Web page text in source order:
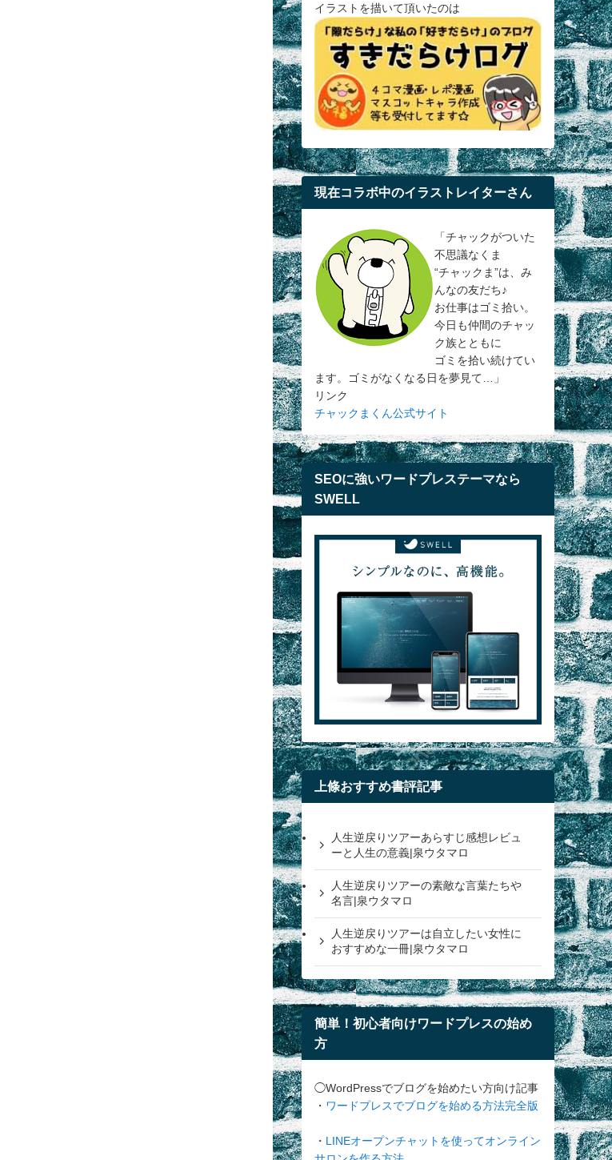
イラストを描いて頂いたのは
現在コラボ中のイラストレイターさん
「チャックがついた
不思議なくま
“チャックま”は、み
んなの友だち♪
お仕事はゴミ拾い。
今日も仲間のチャッ
ク族とともに
ゴミを拾い続けてい
ます。ゴミがなくなる日を夢見て…」
リンク
チャックまくん公式サイト
SEOに強いワードプレステーマなら
SWELL
上條おすすめ書評記事
人生逆戻りツアーあらすじ感想レビュ
ーと人生の意義|泉ウタマロ
人生逆戻りツアーの素敵な言葉たちや
名言|泉ウタマロ
人生逆戻りツアーは自立したい女性に
おすすめな一冊|泉ウタマロ
簡単！初心者向けワードプレスの始め
方
◯WordPressでブログを始めたい方向け記事
・ ワードプレスでブログを始める方法完全版
・ LINEオープンチャットを使ってオンライン